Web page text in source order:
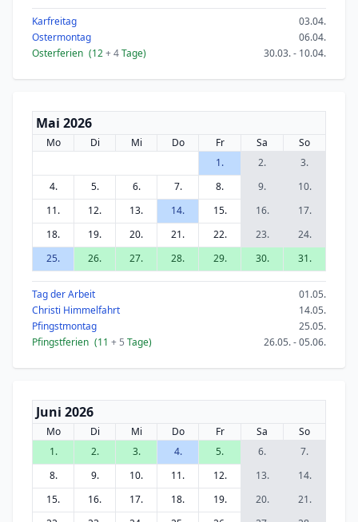
Karfreitag
03.04.
Ostermontag
06.04.
Osterferien (12+ 4Tage) 30.03. - 10.04.
Mai 2026
Mo Di Mi Do Fr Sa
So
1.
2.
3.
4.
5. 6. 7. 8. 9.
10.
11.
12. 13. 14. 15. 16.
17.
18.
19. 20. 21. 22. 23.
24.
25.
26. 27. 28. 29. 30. 31.
Tag der Arbeit
01.05.
Christi Himmelfahrt
14.05.
Pfingstmontag
25.05.
Pfingstferien (11 + 5 Tage) 26.05. - 05.06.
Juni 2026
Mo Di Mi Do Fr Sa
So
1.
2. 3. 4. 5. 6.
7.
8.
9. 10. 11. 12. 13.
14.
15.
16. 17. 18. 19. 20.
21.